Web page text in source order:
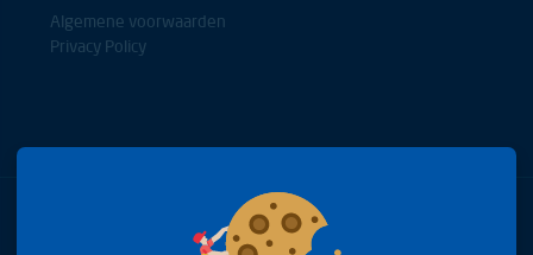
Algemene voorwaarden
Privacy Policy
Bel met onze experts
+31(0)85 0653688